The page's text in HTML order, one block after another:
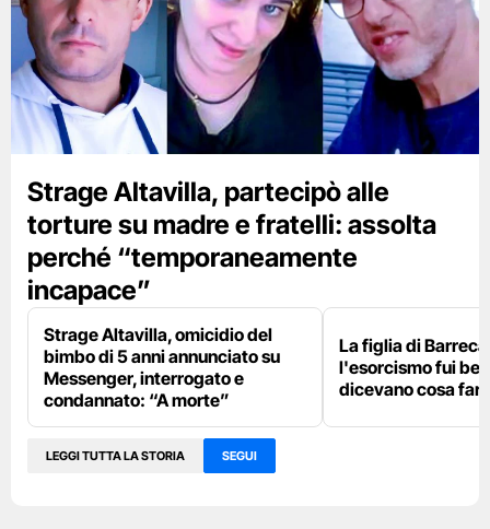
Strage Altavilla, partecipò alle
torture su madre e fratelli: assolta
perché “temporaneamente
incapace”
Strage Altavilla, omicidio del
bimbo di 5 anni annunciato su
Messenger, interrogato e
condannato: “A morte”
La figlia di
l'esorcismo fui
dicevano cosa
LEGGI TUTTA LA STORIA SEGUI